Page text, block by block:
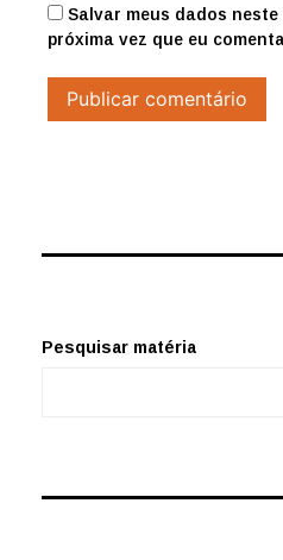
Salvar meus dados
próxima vez que eu
Pesquisar matéria